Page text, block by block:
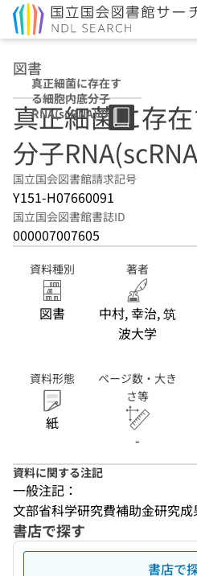
図書
真正細菌に存在す
る細胞内底分子
RNA(scRNA)の機
能解析
真正細菌に存
分子
国立国会図書館請求記号
Y151-H07660091
国立国会図書館書誌ID
000007007605
資料種別
図書
著者
中村, 幸治, 筑
波大学
資料形態
紙
ページ数・大き
さ等
-
資料に関する注記
一般注記：
文部省科学研究費補助金研究成
書店で探す
書店で